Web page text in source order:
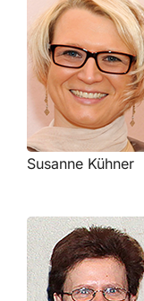
Susanne Kühner